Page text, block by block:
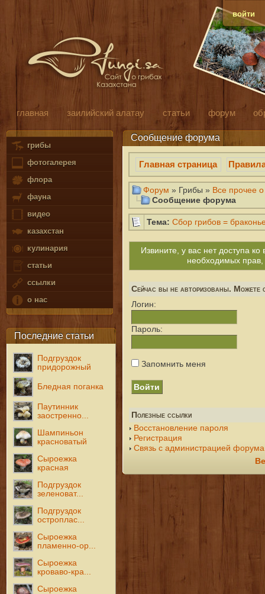
войти
главная заилийский алатау статьи форум
грибы
фотогалерея
флора
фауна
видео
казахстан
кулинария
статьи
ссылки
о нас
Последние статьи
Подгруздок
придорожный
Бледная поганка
Паутинник
заостренно...
Шампиньон
красноватый
Сыроежка
красная
Подгруздок
зеленоват...
Подгруздок
остроплас...
Сыроежка
пламенно-ор...
Сыроежка
кроваво-кра...
Сыроежка
Сообщение форума
Главная страница
Форум » Грибы » Все прочее о
Сообщение форума
Тема: Сбор грибов =
Извините, у вас нет доступа
необходимых прав,
Сейчас вы не авторизованы. Можете
Логин:
Пароль:
Запомнить меня
Полезные ссылки
Восстановление пароля
Регистрация
Связь с администрацией форума